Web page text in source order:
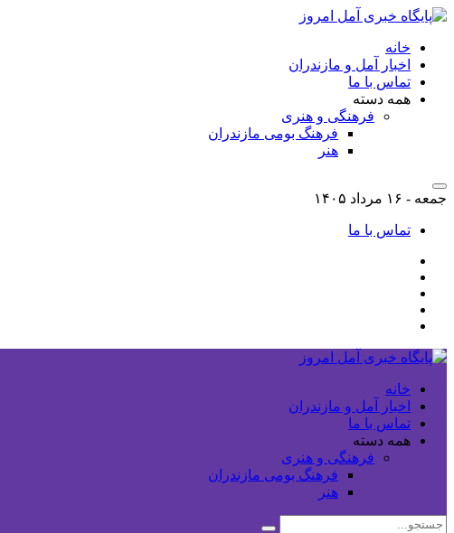
خانه
اخبار آمل و مازندران
تماس با ما
همه دسته
فرهنگی و هنری
فرهنگ بومی مازندران
هنر
جمعه - ۱۶ مرداد ۱۴۰۵
تماس با ما
خانه
اخبار آمل و مازندران
تماس با ما
همه دسته
فرهنگی و هنری
فرهنگ بومی مازندران
هنر